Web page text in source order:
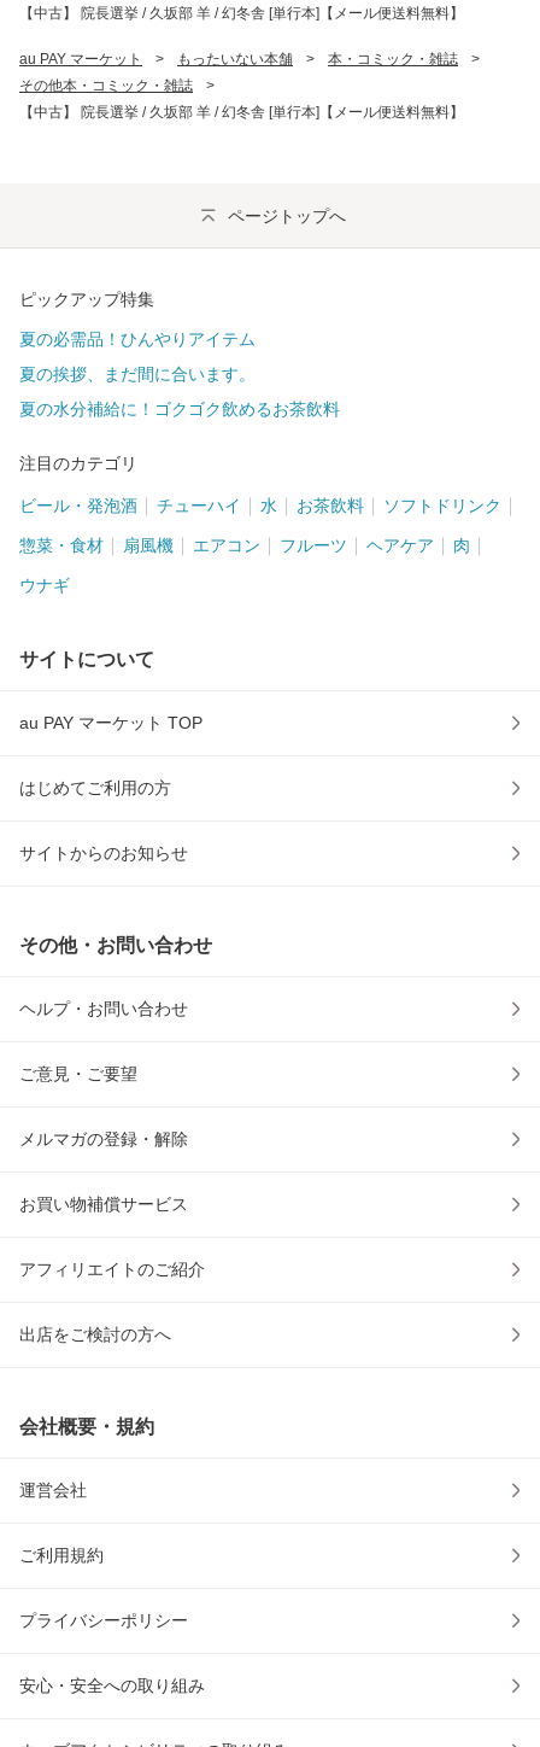
【中古】 院長選挙 / 久坂部 羊 / 幻冬舎 [単行本]【メール便送料無料】
au PAY マーケット > もったいない本舗 > 本・コミック・雑誌
>
その他本・コミック・雑誌
>
【中古】 院長選挙 / 久坂部 羊 / 幻冬舎 [単行本]【メール便送料無料】
ページトップへ
ピックアップ特集
夏の必需品！ひんやりアイテム
夏の挨拶、まだ間に合います。
夏の水分補給に！ゴクゴク飲めるお茶飲料
注目のカテゴリ
ビール・発泡酒 チューハイ 水 お茶飲料 ソフトドリンク
惣菜・食材 扇風機 エアコン フルーツ ヘアケア 肉
ウナギ
サイトについて
au PAY マーケット TOP
はじめてご利用の方
サイトからのお知らせ
その他・お問い合わせ
ヘルプ・お問い合わせ
ご意見・ご要望
メルマガの登録・解除
お買い物補償サービス
アフィリエイトのご紹介
出店をご検討の方へ
会社概要・規約
運営会社
ご利用規約
プライバシーポリシー
安心・安全への取り組み